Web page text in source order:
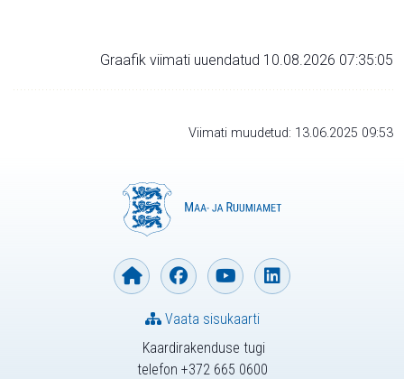
Graafik viimati uuendatud 10.08.2026 07:35:05
Viimati muudetud: 13.06.2025 09:53
Kaardirakenduse tugi
telefon +372 665 0600
Vaata sisukaarti